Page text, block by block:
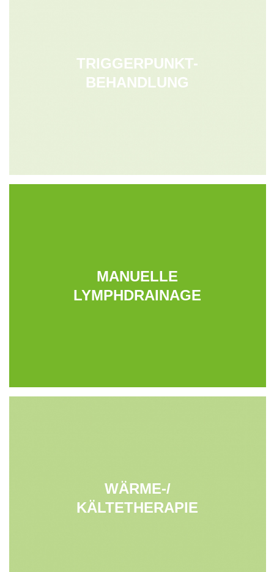
TRIGGERPUNKT-
BEHANDLUNG
MANUELLE
LYMPHDRAINAGE
WÄRME-/
KÄLTETHERAPIE